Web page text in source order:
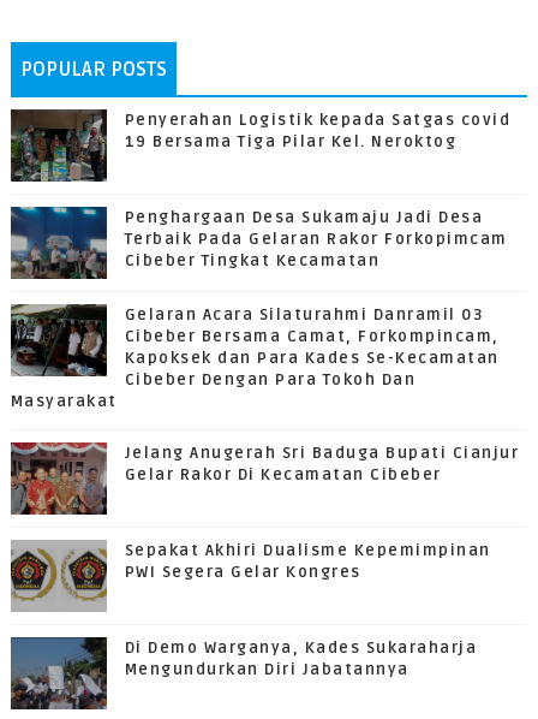
POPULAR POSTS
Penyerahan Logistik kepada Satgas covid
19 Bersama Tiga Pilar Kel. Neroktog
Penghargaan Desa Sukamaju Jadi Desa
Terbaik Pada Gelaran Rakor Forkopimcam
Cibeber Tingkat Kecamatan
Gelaran Acara Silaturahmi Danramil 03
Cibeber Bersama Camat, Forkompincam,
Kapoksek dan Para Kades Se-Kecamatan
Cibeber Dengan Para Tokoh Dan
Masyarakat
Jelang Anugerah Sri Baduga Bupati Cianjur
Gelar Rakor Di Kecamatan Cibeber
Sepakat Akhiri Dualisme Kepemimpinan
PWI Segera Gelar Kongres
Di Demo Warganya, Kades Sukaraharja
Mengundurkan Diri Jabatannya